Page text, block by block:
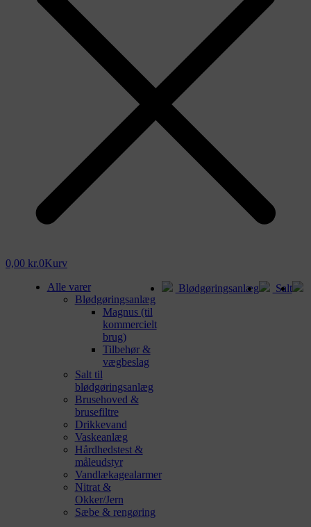
0,00 kr.0Kurv
Alle varer
Blødgøringsanlæg
Magnus (til
kommercielt
brug)
Tilbehør &
vægbeslag
Salt til
blødgøringsanlæg
Brusehoved &
brusefiltre
Drikkevand
Vaskeanlæg
Hårdhedstest &
måleudstyr
Vandlækagealarmer
Nitrat &
Okker/Jern
Sæbe & rengøring
Blødgøringsanlæg Salt